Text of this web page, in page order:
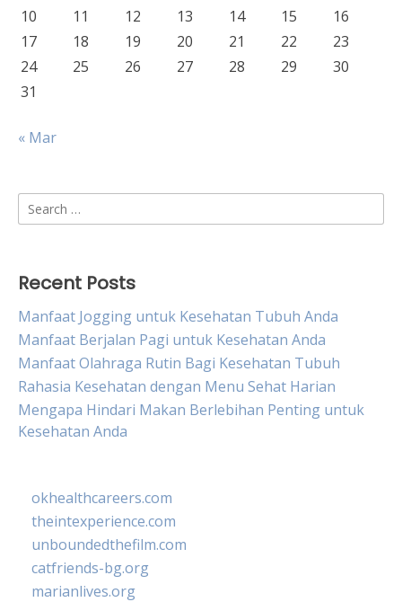
10
11 12 13 14 15
16
17
18 19 20 21 22
23
24
25 26 27 28 29
30
31
« Mar
Search
for:
Recent Posts
Manfaat Jogging untuk Kesehatan Tubuh Anda
Manfaat Berjalan Pagi untuk Kesehatan Anda
Manfaat Olahraga Rutin Bagi Kesehatan Tubuh
Rahasia Kesehatan dengan Menu Sehat Harian
Mengapa Hindari Makan Berlebihan Penting untuk
Kesehatan Anda
okhealthcareers.com
theintexperience.com
unboundedthefilm.com
catfriends-bg.org
marianlives.org